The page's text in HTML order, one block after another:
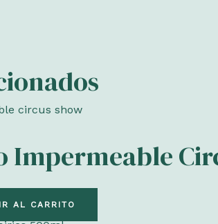
Impermeable
AL CARRITO